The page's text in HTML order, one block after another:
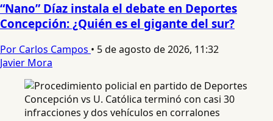
“Nano” Díaz instala el debate en Deportes
Concepción: ¿Quién es el gigante del sur?
Por Carlos Campos • 5 de agosto de 2026, 11:32
Javier Mora